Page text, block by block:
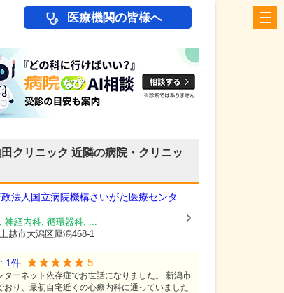
医療機関の皆様へ
クリニック 近隣の病院・クリニッ
法人国立病院機構さいがた医療センタ
神経内科, 循環器科, ...
越市大潟区犀潟468-1
1件 5
ターネット依存症でお世話になりました。 新潟市
おり、最初自宅近くの心療内科に通っていました